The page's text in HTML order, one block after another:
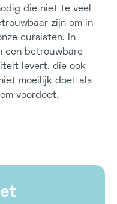
die niet te veel
zijn om in
cursisten. In
een betrouwbare
levert, die ook
moeilijk doet als
voordoet.